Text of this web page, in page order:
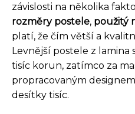
závislosti na několika
rozměry postele, použitý
platí, že čím větší a
Levnější postele z lamina
tisíc korun, zatímco za
propracovaným
desítky tisíc.